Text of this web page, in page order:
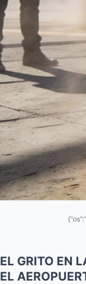
EL GRITO EN
EL